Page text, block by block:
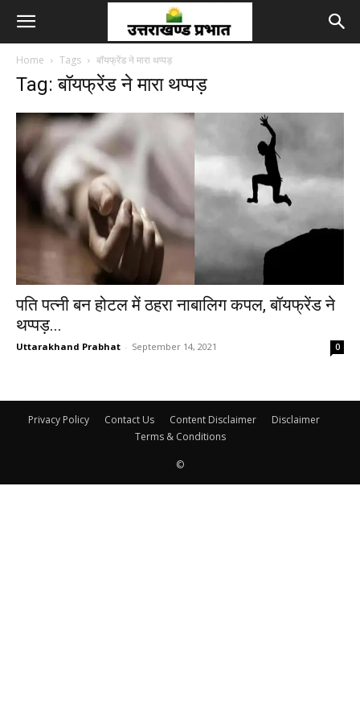
Home Tags बॉयफ्रेंड ने मारा थप्पड़
Tag: बॉयफ्रेंड ने मारा थप्पड़
पति पत्नी बन होटल में ठहरा नाबालिग कपल, बॉयफ्रेंड ने
थप्पड़...
Uttarakhand Prabhat - September 14, 2021 0
Privacy Policy Contact Us Content Disclaimer
Disclaimer
Terms & Conditions
©